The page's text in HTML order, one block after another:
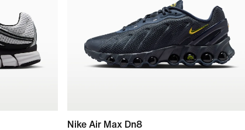
Nike Air Max Dn8